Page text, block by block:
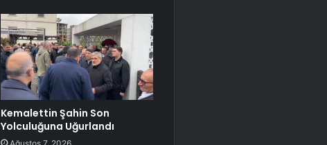
Kemalettin Şahin Son
Yolculuğuna Uğurlandı